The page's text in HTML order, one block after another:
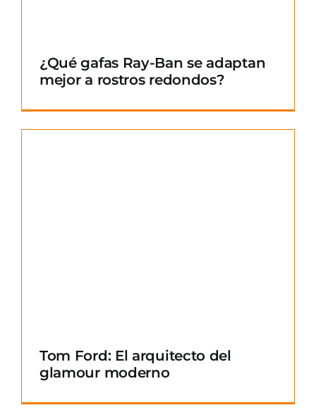
¿Qué gafas Ray-Ban se adaptan
mejor a rostros redondos?
Tom Ford: El arquitecto del
glamour moderno